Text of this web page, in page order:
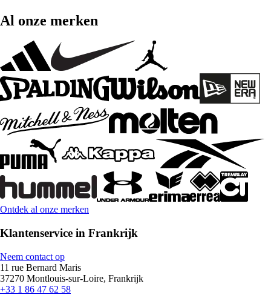
Al onze merken
Ontdek al onze merken
Klantenservice in Frankrijk
Neem contact op
11 rue Bernard Maris
37270 Montlouis-sur-Loire, Frankrijk
+33 1 86 47 62 58